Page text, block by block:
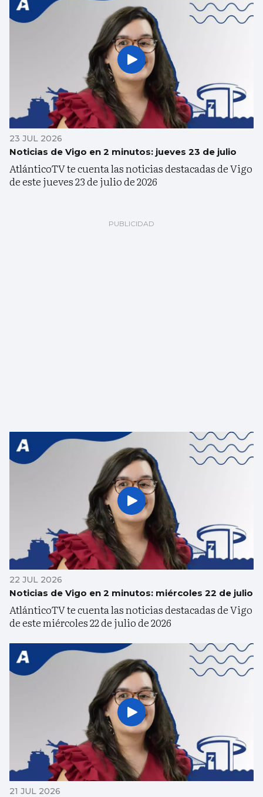
23 JUL 2026
Noticias de Vigo en 2 minutos: jueves 23 de julio
AtlánticoTV te cuenta las noticias destacadas de Vigo
de este jueves 23 de julio de 2026
22 JUL 2026
Noticias de Vigo en 2 minutos: miércoles 22 de julio
AtlánticoTV te cuenta las noticias destacadas de Vigo
de este miércoles 22 de julio de 2026
21 JUL 2026